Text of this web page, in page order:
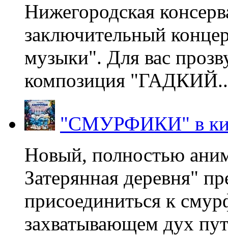
Нижегородская
заключительный
музыки". Для вас
композиция
"СМУРФИКИ" в
Новый, полностью
Затерянная деревня"
присоединиться к
захватывающем дух